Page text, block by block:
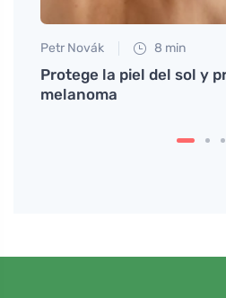
Petr Novák 8 min
Protege la piel del sol y
melanoma